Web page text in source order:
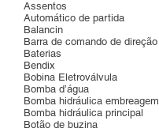
Assentos
Automático de partida
Balancin
Barra de comando de direção
Baterias
Bendix
Bobina Eletroválvula
Bomba d’água
Bomba hidráulica embreagem
Bomba hidráulica principal
Botão de buzina